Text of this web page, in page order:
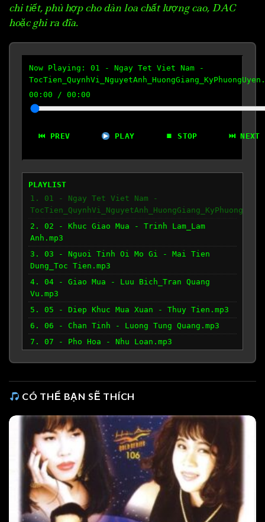
chi tiết, phù hợp cho dàn loa chất lượng cao, DAC
hoặc ghi ra đĩa.
Now Playing: 01 - Ngay Tet Viet Nam -
00:00 / 00:00
⏮ PREV PLAY ⏹ STOP ⏭ NEXT
PLAYLIST
1. 01 - Ngay Tet Viet Nam -
2. 02 - Khuc Giao Mua - Trinh Lam_Lam
Anh.mp3
3. 03 - Nguoi Tinh Oi Mo Gi - Mai Tien
Dung_Toc Tien.mp3
4. 04 - Giao Mua - Luu Bich_Tran Quang
Vu.mp3
5. 05 - Diep Khuc Mua Xuan - Thuy Tien.mp3
6. 06 - Chan Tinh - Luong Tung Quang.mp3
7. 07 - Pho Hoa - Nhu Loan.mp3
10. 11 - Ca Khuc Mung Xuan - Don Ho_Ky
Phuong Uyen.mp3
CÓ THỂ BẠN SẼ THÍCH